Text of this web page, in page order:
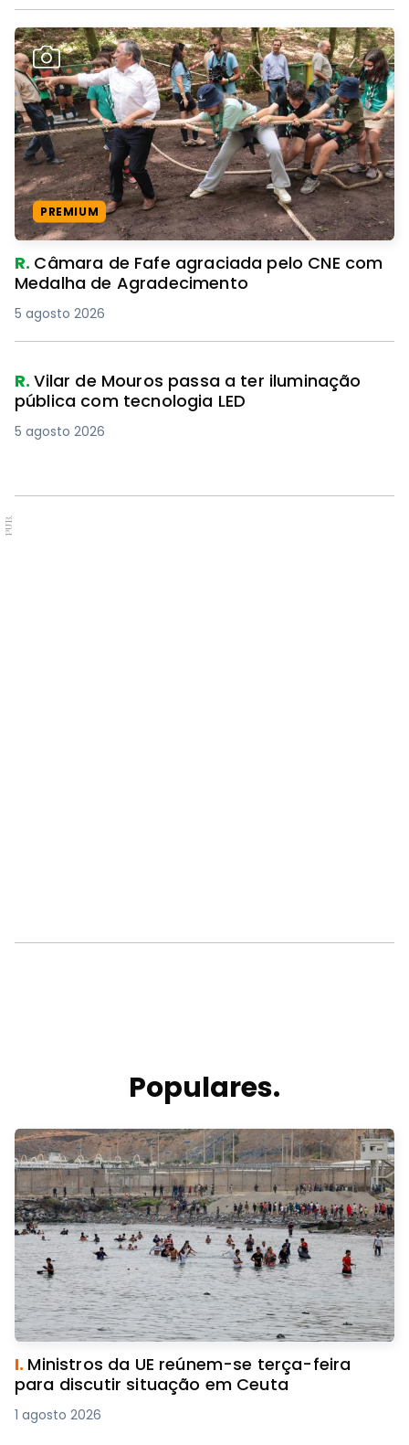
PREMIUM
R. Câmara de Fafe agraciada pelo CNE com
Medalha de Agradecimento
5 agosto 2026
R.Vilar de Mouros passa a ter iluminação
pública com tecnologia LED
5 agosto 2026
PUB.
Populares.
I. Ministros da UE reúnem-se terça-feira
para discutir situação em Ceuta
1 agosto 2026